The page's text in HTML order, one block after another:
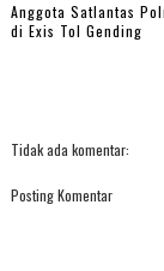
Anggota Satlantas
di Exis Tol Gending
Tidak ada komentar:
Posting Komentar